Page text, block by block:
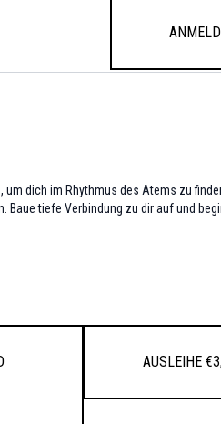
dich im Rhythmus des Atems zu
Baue tiefe Verbindung zu dir auf und
Ausleihe